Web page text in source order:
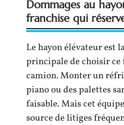
Dommages au
franchise qui
Le hayon élévateur est
principale de choisir ce
camion. Monter un
piano ou des palettes
faisable. Mais cet
source de litiges